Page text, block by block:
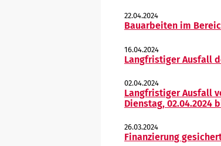
22.04.2024
Bauarbeiten im
16.04.2024
Langfristiger Ausfall
02.04.2024
Langfristiger Ausfall
Dienstag, 02.04.2024
26.03.2024
Finanzierung